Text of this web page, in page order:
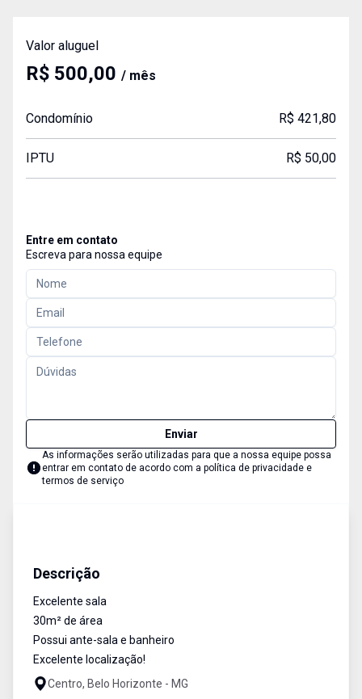
Valor aluguel
R$ 500,00 / mês
Condomínio R$ 421,80
IPTU R$ 50,00
Entre em contato
Escreva para nossa equipe
Enviar
As informações serão utilizadas para que a nossa equipe possa
entrar em contato de acordo com a política de privacidade e
termos de serviço
Descrição
Excelente sala
30m² de área
Possui ante-sala e banheiro
Excelente localização!
Centro, Belo Horizonte - MG